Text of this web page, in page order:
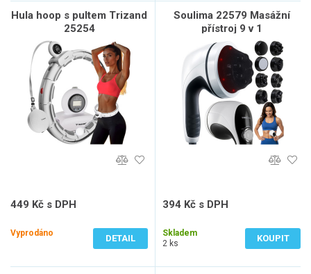
Hula hoop s pultem Trizand
25254
449 Kč s DPH
Vyprodáno
DETAIL
Soulima 22579 Masážní
přístroj 9 v 1
394 Kč s DPH
Skladem
2 ks
KOUPIT